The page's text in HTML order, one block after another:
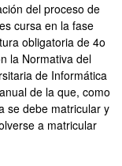
del proceso de
cursa en la fase
obligatoria de 4o
la Normativa del
de Informática
de la que, como
se debe matricular y
a matricular